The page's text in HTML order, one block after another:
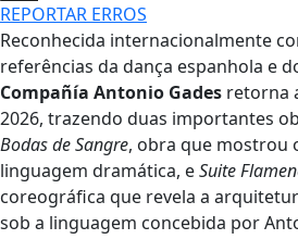
REPORTAR ERROS
Reconhecida internacionalmente
referências da dança espanhola e
Compañía Antonio Gades retorna
2026, trazendo duas importantes
Bodas de Sangre, obra que mostrou
linguagem dramática, eSuite
coreográfica que revela a
sob a linguagem concebida por